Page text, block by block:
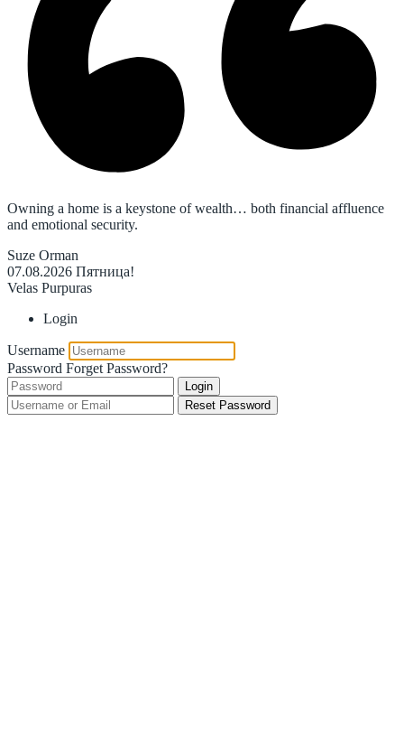
Owning a home is a keystone of wealth… both financial affluence
and emotional security.
Suze Orman
07.08.2026 Пятница!
Velas Purpuras
Login
Username
Password Forget Password?
Login
Reset Password